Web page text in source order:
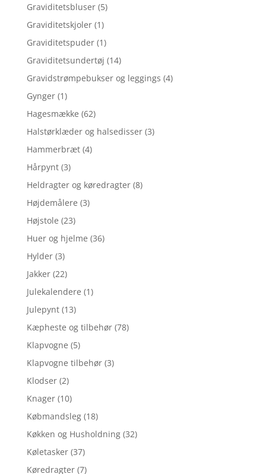
Graviditetsbluser (5)
Graviditetskjoler (1)
Graviditetspuder (1)
Graviditetsundertøj (14)
Gravidstrømpebukser og leggings (4)
Gynger (1)
Hagesmække (62)
Halstørklæder og halsedisser (3)
Hammerbræt (4)
Hårpynt (3)
Heldragter og køredragter (8)
Højdemålere (3)
Højstole (23)
Huer og hjelme (36)
Hylder (3)
Jakker (22)
Julekalendere (1)
Julepynt (13)
Kæpheste og tilbehør (78)
Klapvogne (5)
Klapvogne tilbehør (3)
Klodser (2)
Knager (10)
Købmandsleg (18)
Køkken og Husholdning (32)
Køletasker (37)
Køredragter (7)